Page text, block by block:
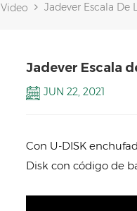
Video Jadever Escala De
Jadever Escala
JUN 22, 2021
Con U-DISK
Disk con código de